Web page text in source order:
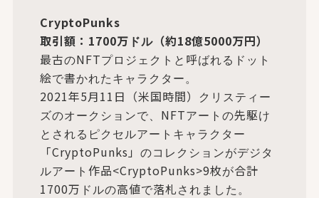
CryptoPunks
取引額：1700万ドル（約18億5000万円）
最古のNFTプロジェクトと呼ばれるドット
絵で書かれたキャラクター。
2021年5月11日（米国時間）クリスティー
ズのオークションで、NFTアートの先駆け
とされるピクセルアートキャラクター
「CryptoPunks」のコレクションがデジタ
ルアート作品<CryptoPunks>9枚が合計
1700万ドルの高値で落札されました。